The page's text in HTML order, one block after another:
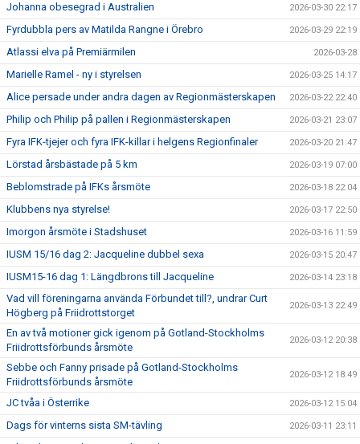
Johanna obesegrad i Australien 2026-03-30 22:17
Fyrdubbla pers av Matilda Rangne i Örebro 2026-03-29 22:19
Atlassi elva på Premiärmilen 2026-03-28
Marielle Ramel - ny i styrelsen 2026-03-25 14:17
Alice persade under andra dagen av Regionmästerskapen 2026-03-22 22:40
Philip och Philip på pallen i Regionmästerskapen 2026-03-21 23:07
Fyra IFK-tjejer och fyra IFK-killar i helgens Regionfinaler 2026-03-20 21:47
Lörstad årsbästade på 5 km 2026-03-19 07:00
Beblomstrade på IFKs årsmöte 2026-03-18 22:04
Klubbens nya styrelse! 2026-03-17 22:50
Imorgon årsmöte i Stadshuset 2026-03-16 11:59
IUSM 15/16 dag 2: Jacqueline dubbel sexa 2026-03-15 20:47
IUSM15-16 dag 1: Längdbrons till Jacqueline 2026-03-14 23:18
Vad vill föreningarna använda Förbundet till?, undrar Curt
Högberg på Friidrottstorget
2026-03-13 22:49
En av två motioner gick igenom på Gotland-Stockholms
Friidrottsförbunds årsmöte
2026-03-12 20:38
Sebbe och Fanny prisade på Gotland-Stockholms
Friidrottsförbunds årsmöte
2026-03-12 18:49
JC tvåa i Österrike 2026-03-12 15:04
Dags för vinterns sista SM-tävling 2026-03-11 23:11